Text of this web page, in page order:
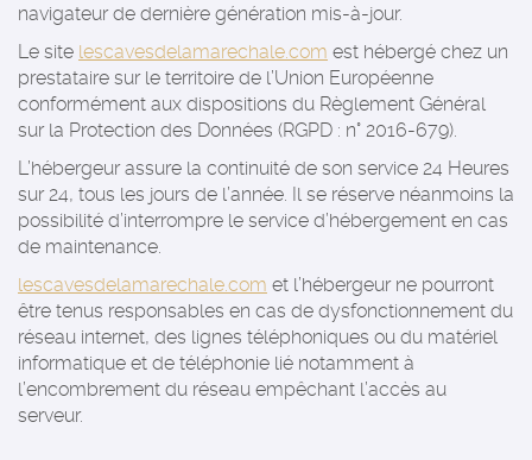
navigateur de dernière génération mis-à-jour.
Le site lescavesdelamarechale.com est hébergé chez un
prestataire sur le territoire de l’Union Européenne
conformément aux dispositions du Règlement Général
sur la Protection des Données (RGPD : n° 2016-679).
L’hébergeur assure la continuité de son service 24 Heures
sur 24, tous les jours de l’année. Il se réserve néanmoins la
possibilité d’interrompre le service d’hébergement en cas
de maintenance.
lescavesdelamarechale.com et l’hébergeur ne pourront
être tenus responsables en cas de dysfonctionnement du
réseau internet, des lignes téléphoniques ou du matériel
informatique et de téléphonie lié notamment à
l’encombrement du réseau empêchant l’accès au
serveur.